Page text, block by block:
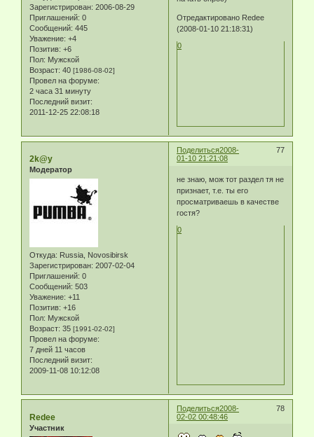
Зарегистрирован: 2006-08-29
Приглашений: 0
Сообщений: 445
Уважение: +4
Позитив: +6
Пол: Мужской
Возраст: 40 [1986-08-02]
Провел на форуме:
2 часа 31 минуту
Последний визит:
2011-12-25 22:08:18
Отредактировано Redee
(2008-01-10 21:18:31)
0
Поделиться 77
2008-
01-10 21:21:08
2k@y
Модератор
Откуда: Russia, Novosibirsk
Зарегистрирован: 2007-02-04
Приглашений: 0
Сообщений: 503
Уважение: +11
Позитив: +16
Пол: Мужской
Возраст: 35 [1991-02-02]
Провел на форуме:
7 дней 11 часов
Последний визит:
2009-11-08 10:12:08
не знаю, мож тот раздел тя не
признает, т.е. ты его
просматриваешь в качестве
гостя?
0
Поделиться 78
2008-
02-02 00:48:46
Redee
Участник